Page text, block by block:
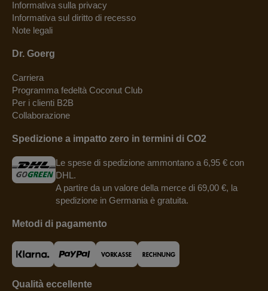
Informativa sulla privacy
Informativa sul diritto di recesso
Note legali
Dr. Goerg
Carriera
Programma fedeltà Coconut Club
Per i clienti B2B
Collaborazione
Spedizione a impatto zero in termini di CO2
Le spese di spedizione ammontano a 6,95 € con
DHL.
A partire da un valore della merce di 69,00 €, la
spedizione in Germania è gratuita.
Metodi di pagamento
Qualità eccellente